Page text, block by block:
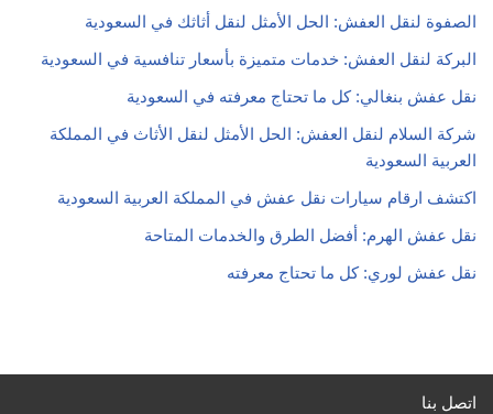
الصفوة لنقل العفش: الحل الأمثل لنقل أثاثك في السعودية
البركة لنقل العفش: خدمات متميزة بأسعار تنافسية في السعودية
نقل عفش بنغالي: كل ما تحتاج معرفته في السعودية
شركة السلام لنقل العفش: الحل الأمثل لنقل الأثاث في المملكة
العربية السعودية
اكتشف ارقام سيارات نقل عفش في المملكة العربية السعودية
نقل عفش الهرم: أفضل الطرق والخدمات المتاحة
نقل عفش لوري: كل ما تحتاج معرفته
اتصل بنا